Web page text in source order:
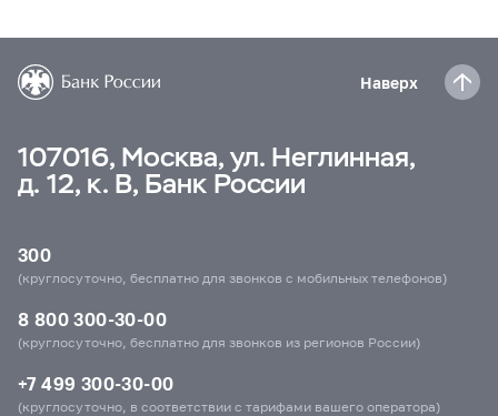
Наверх
107016, Москва, ул. Неглинная,
д. 12, к. В, Банк России
300
(круглосуточно, бесплатно для звонков с мобильных телефонов)
8 800 300-30-00
(круглосуточно, бесплатно для звонков из регионов России)
+7 499 300-30-00
(круглосуточно, в соответствии с тарифами вашего оператора)